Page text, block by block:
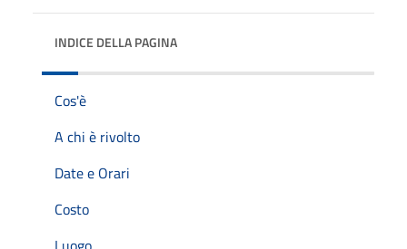
INDICE DELLA PAGINA
Cos'è
A chi è rivolto
Date e Orari
Costo